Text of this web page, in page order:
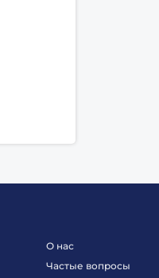
О нас
Частые вопросы